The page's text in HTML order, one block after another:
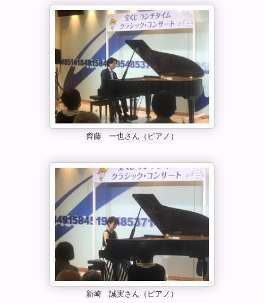
齊藤 一也さん（ピアノ）
新崎 誠実さん（ピアノ）